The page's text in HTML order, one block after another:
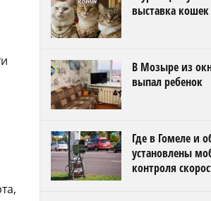
выставка кошек
В Мозыре из
выпал ребенок
Где в Гомеле и
установлены
контроля